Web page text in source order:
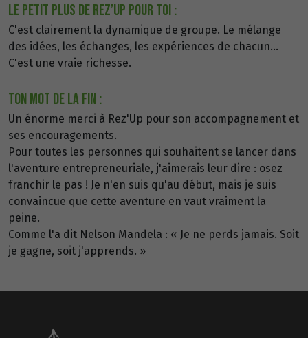
LE PETIT PLUS DE REZ’UP POUR TOI :
C'est clairement la dynamique de groupe. Le mélange
des idées, les échanges, les expériences de chacun…
C'est une vraie richesse.
TON MOT D E LA FIN :
Un énorme merci à Rez'Up pour son accompagnement et
ses encouragements.
Pour toutes les personnes qui souhaitent se lancer dans
l'aventure entrepreneuriale, j'aimerais leur dire : osez
franchir le pas ! Je n'en suis qu'au début, mais je suis
convaincue que cette aventure en vaut vraiment la
peine.
Comme l'a dit Nelson Mandela : « Je ne perds jamais. Soit
je gagne, soit j'apprends. »